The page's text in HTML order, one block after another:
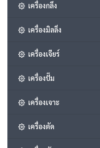
เครื่องกลึง
เครื่องมิลลิ่ง
เครื่องเจียร์
เครื่องปั๊ม
เครื่องเจาะ
เครื่องตัด